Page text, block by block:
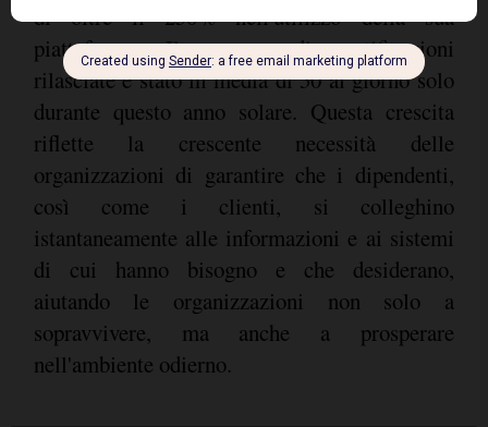
di oltre il 250% nell'utilizzo della sua
piattaforma. Il numero di certificazioni
rilasciate è stato in media di 50 al giorno solo
durante questo anno solare. Questa crescita
riflette la crescente necessità delle
organizzazioni di garantire che i dipendenti,
così come i clienti, si colleghino
istantaneamente alle informazioni e ai sistemi
di cui hanno bisogno e che desiderano,
aiutando le organizzazioni non solo a
sopravvivere, ma anche a prosperare
nell'ambiente odierno.